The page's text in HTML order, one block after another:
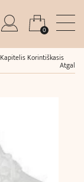
0
Korintiškasis
Atgal